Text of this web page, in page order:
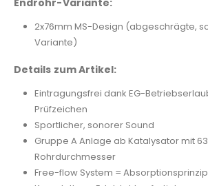
Endrohr-Variante:
2x76mm MS-Design (abgeschrägte,
Variante)
Details zum Artikel:
Eintragungsfrei dank EG-
Prüfzeichen
Sportlicher, sonorer Sound
Gruppe A Anlage ab Katalysator mit
Rohrdurchmesser
Free-flow System = Absorptionsprinzip